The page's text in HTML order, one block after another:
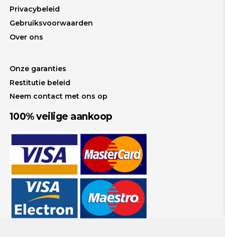
Privacybeleid
Gebruiksvoorwaarden
Over ons
Onze garanties
Restitutie beleid
Neem contact met ons op
100% veilige aankoop